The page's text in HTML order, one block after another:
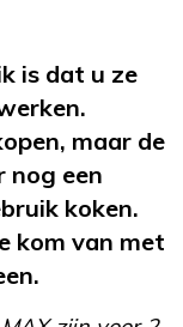
is dat u ze
maar de
nog een
koken.
kom van met